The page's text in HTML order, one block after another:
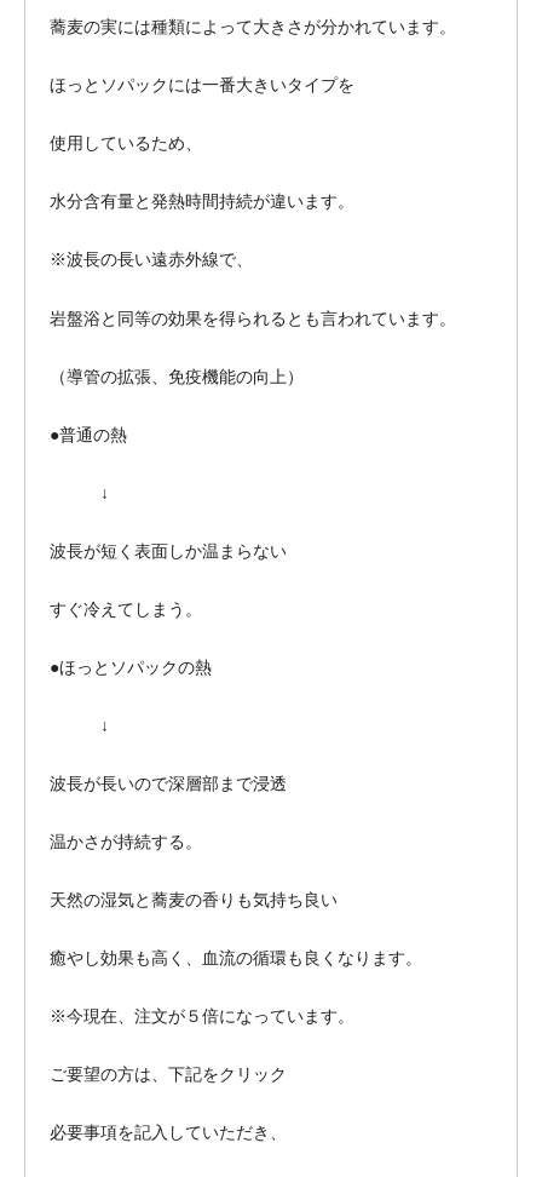
蕎麦の実には種類によって大きさが分かれています。
ほっとソパックには一番大きいタイプを
使用しているため、
水分含有量と発熱時間持続が違います。
※波長の長い遠赤外線で、
岩盤浴と同等の効果を得られるとも言われています。
（導管の拡張、免疫機能の向上）
●普通の熱
↓
波長が短く表面しか温まらない
すぐ冷えてしまう。
●ほっとソパックの熱
↓
波長が長いので深層部まで浸透
温かさが持続する。
天然の湿気と蕎麦の香りも気持ち良い
癒やし効果も高く、血流の循環も良くなります。
※今現在、注文が５倍になっています。
ご要望の方は、下記をクリック
必要事項を記入していただき、